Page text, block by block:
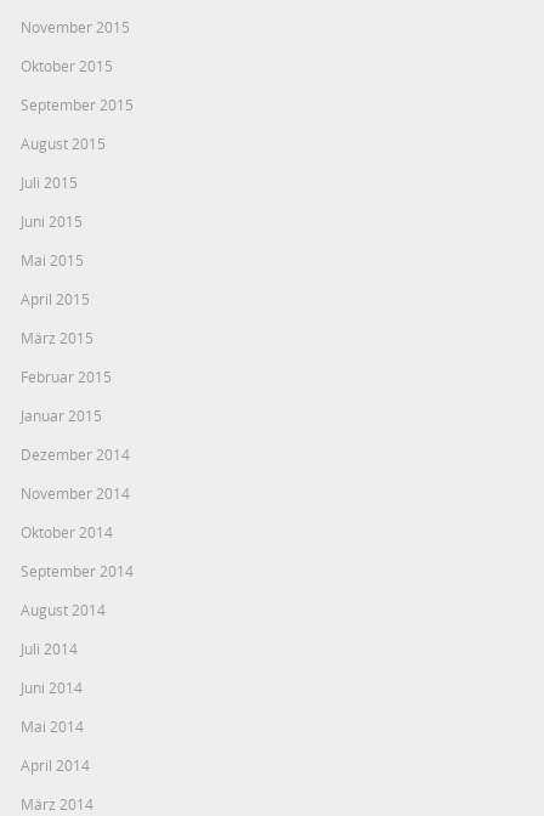
November 2015
Oktober 2015
September 2015
August 2015
Juli 2015
Juni 2015
Mai 2015
April 2015
März 2015
Februar 2015
Januar 2015
Dezember 2014
November 2014
Oktober 2014
September 2014
August 2014
Juli 2014
Juni 2014
Mai 2014
April 2014
März 2014